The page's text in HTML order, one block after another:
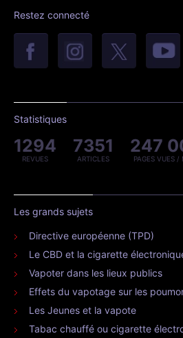
Restez connecté
Statistiques
1294
REVUES
7351
ARTICLES
247
PAGES VUES /
Les grands sujets
Directive européenne (TPD)
Le CBD et la cigarette
Vapoter dans les lieux publics
Effets du vapotage sur les
Les Jeunes et la vapote
Tabac chauffé ou cigarette